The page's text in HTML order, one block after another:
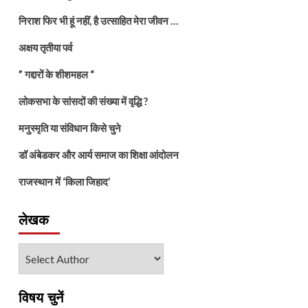
निराश फिर भी हूं नहीं, है उत्साहित मेरा जीवन …
अक्षय तृतीया पर्व
” गद्दारों के शीशमहल “
लोकसभा के सांसदों की संख्या में वृद्धि ?
मनुस्मृति या संविधान किसे चुने
डॉ अंबेडकर और आर्य समाज का शिक्षा आंदोलन
राजस्थान में ‘किला जिहाद’
लेखक
विषय चुनें